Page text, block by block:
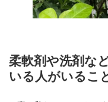
柔軟剤や洗剤な
いる人がいるこ